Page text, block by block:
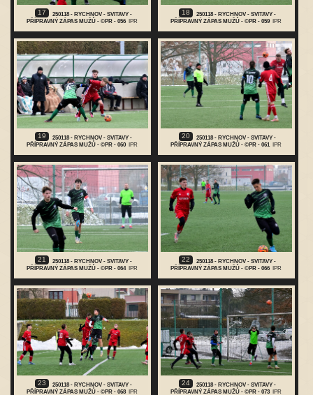
17
250118 - RYCHNOV - SVITAVY -
PŘÍPRAVNÝ ZÁPAS MUŽŮ - ©PR - 056
IPR
18
250118 - RYCHNOV - SVITAVY -
PŘÍPRAVNÝ ZÁPAS MUŽŮ - ©PR - 059
IPR
19
250118 - RYCHNOV - SVITAVY -
PŘÍPRAVNÝ ZÁPAS MUŽŮ - ©PR - 060
IPR
20
250118 - RYCHNOV - SVITAVY -
PŘÍPRAVNÝ ZÁPAS MUŽŮ - ©PR - 061
IPR
21
250118 - RYCHNOV - SVITAVY -
PŘÍPRAVNÝ ZÁPAS MUŽŮ - ©PR - 064
IPR
22
250118 - RYCHNOV - SVITAVY -
PŘÍPRAVNÝ ZÁPAS MUŽŮ - ©PR - 066
IPR
23
250118 - RYCHNOV - SVITAVY -
PŘÍPRAVNÝ ZÁPAS MUŽŮ - ©PR - 068
IPR
24
250118 - RYCHNOV - SVITAVY -
PŘÍPRAVNÝ ZÁPAS MUŽŮ - ©PR - 073
IPR